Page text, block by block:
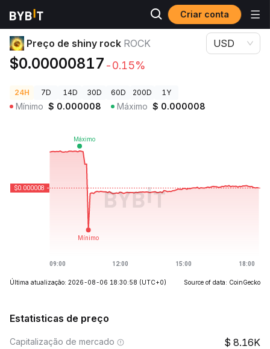
Criar conta
Preços de Criptomoedas Preço de shiny rock ROCK
Preço de shiny rock ROCK
$0.00000817 -0.15%
USD
24H 7D 14D 30D 60D 200D 1Y
Mínimo $ 0.000008 Máximo $ 0.000008
Última atualização: 2026-08-06 18:30:58 (UTC+0) Source of data: CoinGecko
Estatisticas de preço
Capitalização de mercado 8.16K